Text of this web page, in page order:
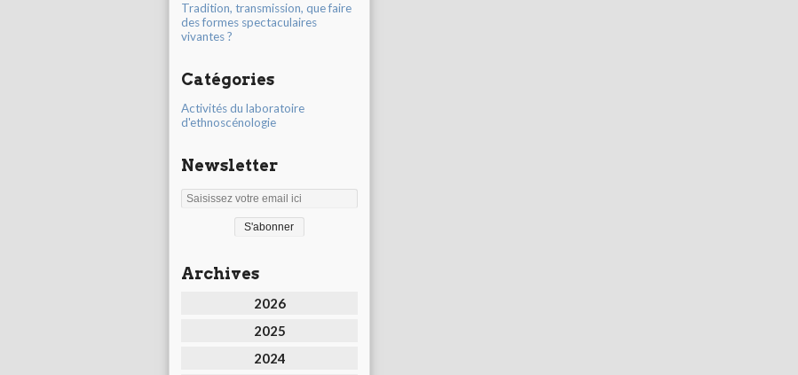
Tradition, transmission, que faire
des formes spectaculaires
vivantes ?
Catégories
Activités du laboratoire
d'ethnoscénologie
Newsletter
Archives
2026
2025
2024